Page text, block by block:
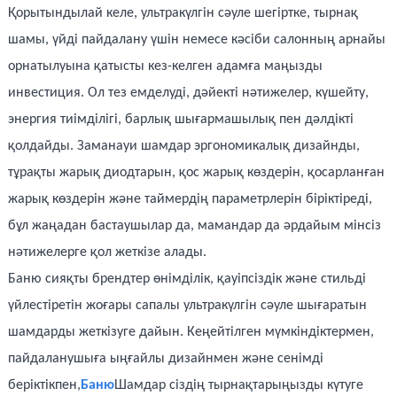
Қорытындылай келе, ультракүлгін сәуле шегіртке, тырнақ
шамы, үйді пайдалану үшін немесе кәсіби салонның арнайы
орнатылуына қатысты кез-келген адамға маңызды
инвестиция. Ол тез емделуді, дәйекті нәтижелер, күшейту,
энергия тиімділігі, барлық шығармашылық пен дәлдікті
қолдайды. Заманауи шамдар эргономикалық дизайнды,
тұрақты жарық диодтарын, қос жарық көздерін, қосарланған
жарық көздерін және таймердің параметрлерін біріктіреді,
бұл жаңадан бастаушылар да, мамандар да әрдайым мінсіз
нәтижелерге қол жеткізе алады.
Баню сияқты брендтер өнімділік, қауіпсіздік және стильді
үйлестіретін жоғары сапалы ультракүлгін сәуле шығаратын
шамдарды жеткізуге дайын. Кеңейтілген мүмкіндіктермен,
пайдаланушыға ыңғайлы дизайнмен және сенімді
беріктікпен, БанюШамдар сіздің тырнақтарыңызды күтуге